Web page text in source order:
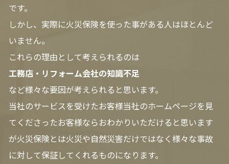
です。
しかし、実際に火災保険を使った事がある人はほとんど
いません。
これらの理由として考えられるのは
工務店・リフォーム会社の知識不足
など様々な要因が考えられると思います。
当社のサービスを受けたお客様当社のホームページを見
てくださったお客様ならおわかりいただけると思います
が火災保険とは火災や自然災害だけではなく様々な事故
に対して保証してくれるものになります。